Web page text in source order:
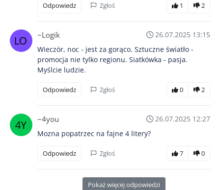
Odpowiedz Zgłoś 1 2
~Logik
26.07.2025 13:15
Wieczór, noc - jest za gorąco. Sztuczne światło -
promocja nie tylko regionu. Siatkówka - pasja.
Myślcie ludzie.
Odpowiedz Zgłoś 0 2
~4you
26.07.2025 12:27
Mozna popatrzec na fajne 4 litery?
Odpowiedz Zgłoś 7 0
Pokaż więcej odpowiedzi